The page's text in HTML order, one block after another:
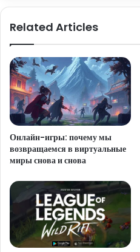
Related Articles
Онлайн-игры: почему мы
возвращаемся в виртуальные
миры снова и снова